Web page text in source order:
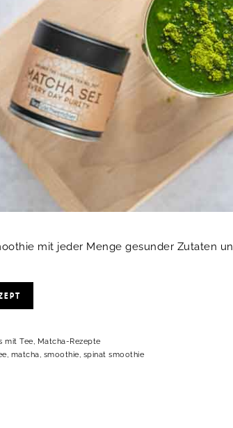
mit jeder Menge gesunder Zutaten
mit Tee, Matcha-Rezepte
, matcha, smoothie, spinat smoothie